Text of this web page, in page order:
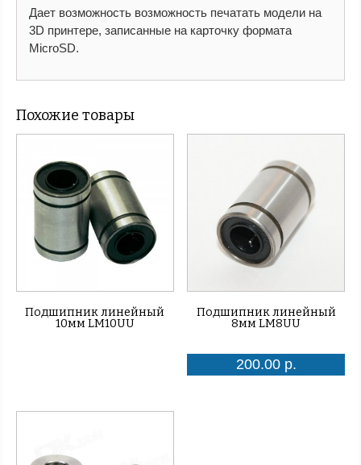
Дает возможность возможность печатать модели на
3D принтере, записанные на карточку формата
MicroSD.
Похожие товары
Подшипник линейный
10мм LM10UU
Подшипник линейный
8мм LM8UU
200.00 р.